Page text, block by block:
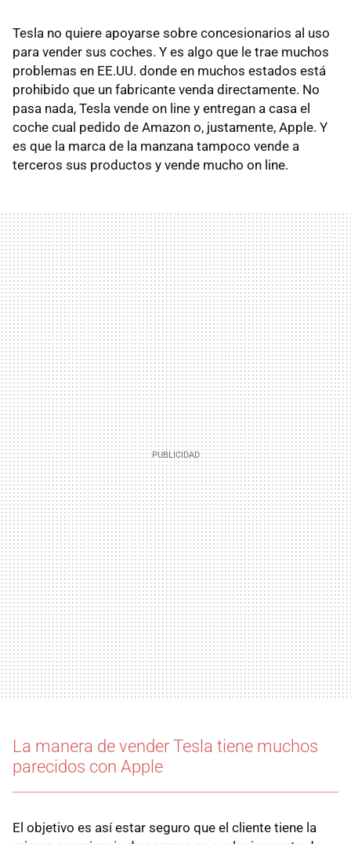
Tesla no quiere apoyarse sobre concesionarios al uso
para vender sus coches. Y es algo que le trae muchos
problemas en EE.UU. donde en muchos estados está
prohibido que un fabricante venda directamente. No
pasa nada, Tesla vende on line y entregan a casa el
coche cual pedido de Amazon o, justamente, Apple. Y
es que la marca de la manzana tampoco vende a
terceros sus productos y vende mucho on line.
La manera de vender Tesla tiene muchos
parecidos con Apple
El objetivo es así estar seguro que el cliente tiene la